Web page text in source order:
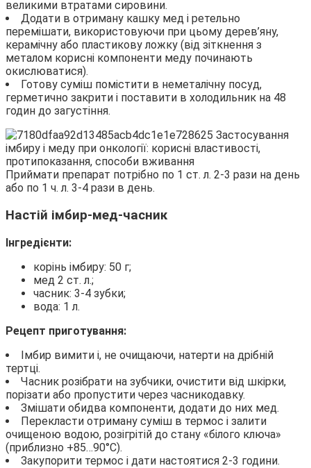
великими втратами сировини.
Додати в отриману кашку мед і ретельно
перемішати, використовуючи при цьому дерев’яну,
керамічну або пластикову ложку (від зіткнення з
металом корисні компоненти меду починають
окислюватися).
Готову суміш помістити в неметалічну посуд,
герметично закрити і поставити в холодильник на 48
годин до загустіння.
Приймати препарат потрібно по 1 ст. л. 2-3 рази на день
або по 1 ч. л. 3-4 рази в день.
Настій імбир-мед-часник
Інгредієнти:
корінь імбиру: 50 г;
мед 2 ст. л.;
часник: 3-4 зубки;
вода: 1 л.
Рецепт приготування:
Імбир вимити і, не очищаючи, натерти на дрібній
тертці.
Часник розібрати на зубчики, очистити від шкірки,
порізати або пропустити через часникодавку.
Змішати обидва компоненти, додати до них мед.
Перекласти отриману суміш в термос і залити
очищеною водою, розігрітій до стану «білого ключа»
(приблизно +85…90°С).
Закупорити термос і дати настоятися 2-3 години.